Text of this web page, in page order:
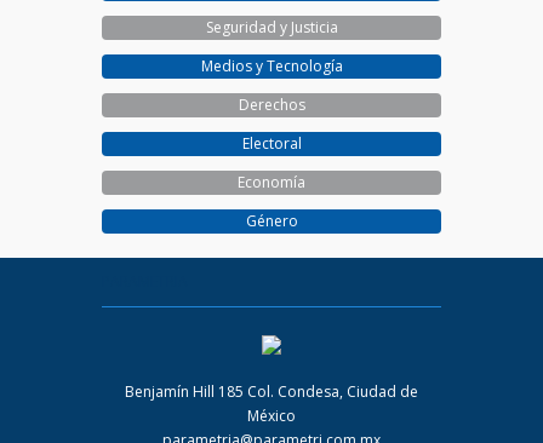
Seguridad y Justicia
Medios y Tecnología
Derechos
Electoral
Economía
Género
Benjamín Hill 185 Col. Condesa, Ciudad de
México